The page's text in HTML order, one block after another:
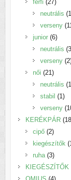
férfi 27
neutrális
verseny
junior 66
neutrális 3
verseny 2
női 2121
termék
neutrális
stabil 11
verseny
KERÉKPÁR 18
cipő 22
termék
kiegészítők
ruha 33
termék
KIEGÉSZÍTŐK
4